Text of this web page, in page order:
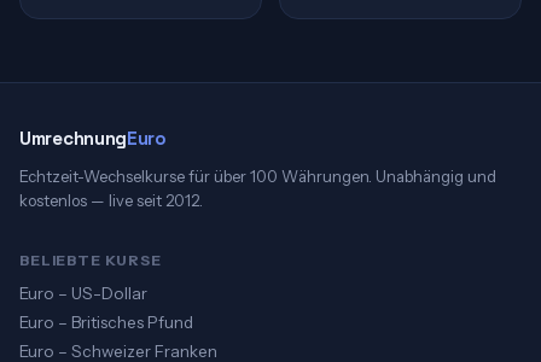
UmrechnungEuro
Echtzeit-Wechselkurse für über 100 Währungen. Unabhängig und
kostenlos — live seit 2012.
BELIEBTE KURSE
Euro – US-Dollar
Euro – Britisches Pfund
Euro – Schweizer Franken